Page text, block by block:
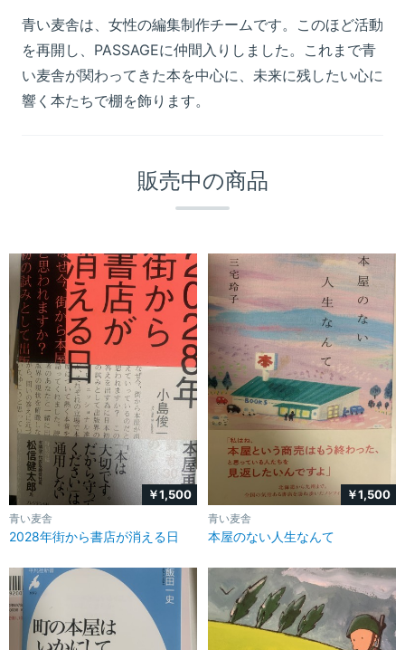
青い麦舎は、女性の編集制作チームです。このほど活動
を再開し、PASSAGEに仲間入りしました。これまで青
い麦舎が関わってきた本を中心に、未来に残したい心に
響く本たちで棚を飾ります。
販売中の商品
￥1,500
青い麦舎
2028年街から書店が消える日
￥1,500
青い麦舎
本屋のない人生なんて